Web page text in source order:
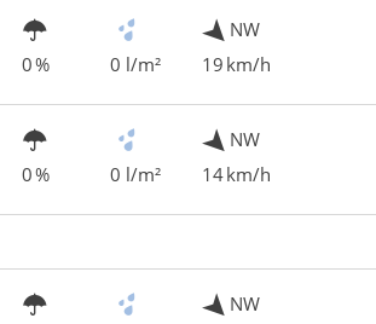
0 % 0 l/m²
NW
19 km/h
0 % 0 l/m²
NW
14 km/h
NW